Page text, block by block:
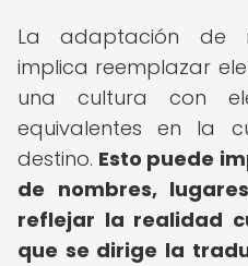
La adaptación de
implica reemplazar
una cultura con
equivalentes en la
destino. Esto puede
de nombres,
reflejar la realidad
que se dirige la